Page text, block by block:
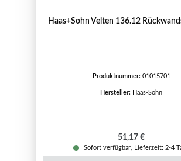
Haas+Sohn Velten 136.12
Produktnummer: 01015701
Hersteller: Haas-Sohn
Regulärer Preis:
51,17 €
Sofort verfügbar, Lieferzeit: 2-4